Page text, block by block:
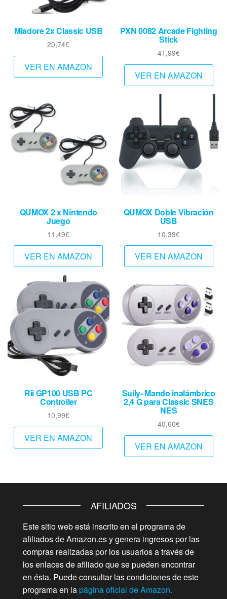
Miadore 2x Classic USB
20,74€
VER EN AMAZON
PXN 0082 Arcade Fighting
Stick
41,99€
VER EN AMAZON
QUMOX 2 x Nintendo
Juego
11,49€
VER EN AMAZON
QUMOX Doble Vibración
USB
10,39€
VER EN AMAZON
Rii GP100 USB PC
Controller
10,99€
VER EN AMAZON
Suily- Mando inalámbrico
2,4 G para Classic SNES
NES
40,60€
VER EN AMAZON
AFILIADOS
Este sitio web está inscrito en el programa de
afiliados de Amazon.es y genera ingresos por las
compras realizadas por los usuarios a través de
los enlaces de afiliado que se pueden encontrar
en ésta. Puede consultar las condiciones de este
programa en lapágina oficial de Amazon.